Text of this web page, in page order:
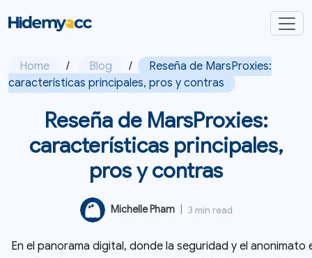
Home / Blog /
Reseña de MarsProxies:
características principales, pros y contras
Reseña de MarsProxies:
características principales,
pros y contras
Michelle Pham 3 min read
En el panorama digital, donde la seguridad y el anonimato